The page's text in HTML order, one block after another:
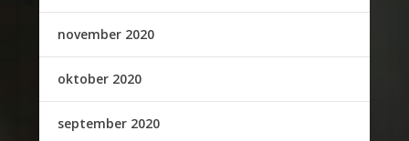
november 2020
oktober 2020
september 2020